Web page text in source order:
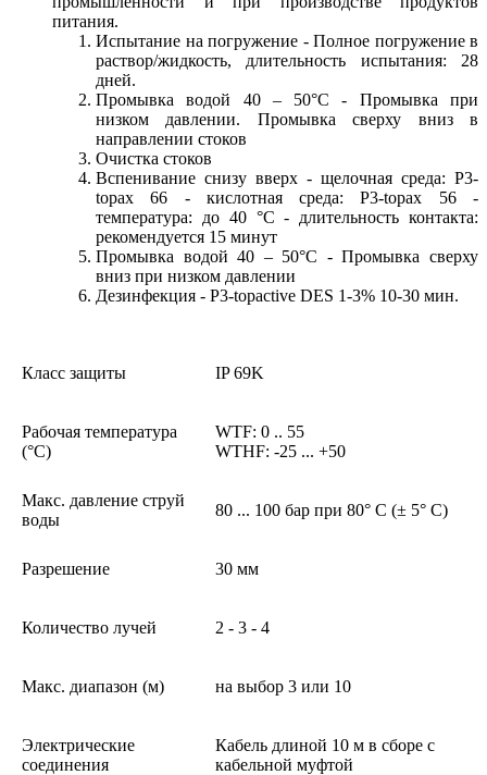
питания.
Испытание на погружение - Полное погружение в
раствор/жидкость, длительность испытания: 28
дней.
Промывка водой 40 – 50°C - Промывка при
низком давлении. Промывка сверху вниз в
направлении стоков
Очистка стоков
Вспенивание снизу вверх - щелочная среда: P3-
topax 66 - кислотная среда: P3-topax 56 -
температура: до 40 °C - длительность контакта:
рекомендуется 15 минут
Промывка водой 40 – 50°C - Промывка сверху
вниз при низком давлении
Дезинфекция - P3-topactive DES 1-3% 10-30 мин.
Класс защиты IP 69K
Рабочая температура
(°C)
WTF: 0 .. 55
WTHF: -25 ... +50
Макс. давление струй
воды
80 ... 100 бар при 80° C (± 5° C)
Разрешение 30 мм
Количество лучей 2 - 3 - 4
Макс. диапазон (м) на выбор 3 или 10
Электрические
соединения
Кабель длиной 10 м в сборе с
кабельной муфтой